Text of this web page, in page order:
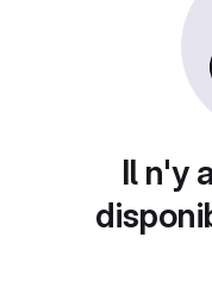
Il n'y